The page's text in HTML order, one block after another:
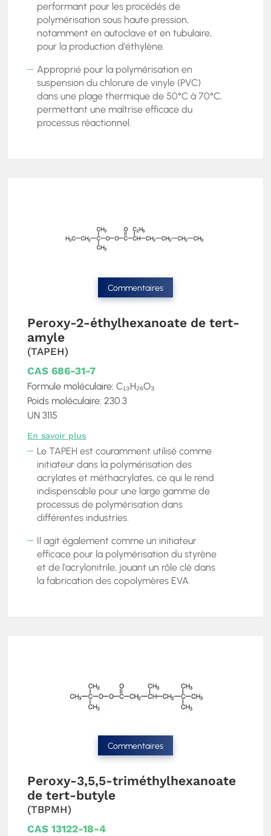
performant pour les procédés de
polymérisation sous haute pression,
notamment en autoclave et en tubulaire,
pour la production d'éthylène.
Approprié pour la polymérisation en
suspension du chlorure de vinyle (PVC)
dans une plage thermique de 50°C à 70°C,
permettant une maîtrise efficace du
processus réactionnel.
Commentaires
Peroxy-2-éthylhexanoate de tert-
amyle
(TAPEH)
CAS 686-31-7
Formule moléculaire: C₁₃H₂₆O₃
Poids moléculaire: 230.3
UN 3115
En savoir plus
Le TAPEH est couramment utilisé comme
initiateur dans la polymérisation des
acrylates et méthacrylates, ce qui le rend
indispensable pour une large gamme de
processus de polymérisation dans
différentes industries.
Il agit également comme un initiateur
efficace pour la polymérisation du styrène
et de l'acrylonitrile, jouant un rôle clé dans
la fabrication des copolymères EVA.
Commentaires
Peroxy-3,5,5-triméthylhexanoate
de tert-butyle
(TBPMH)
CAS 13122-18-4